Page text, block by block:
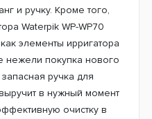
и ручку. Кроме того,
Waterpik WP-WP70
элементы ирригатора
нежели покупка нового
ручка для
в нужный момент
очистку в